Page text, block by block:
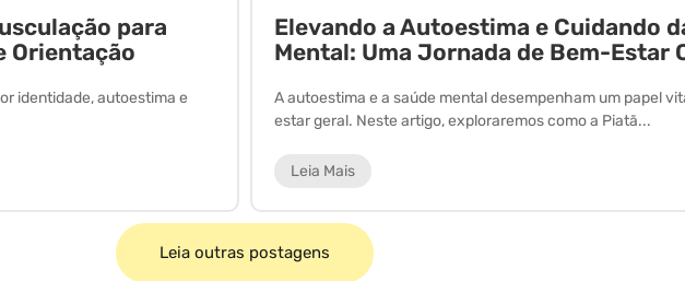
para
Orientação
identidade, autoestima e
Elevando a Autoestima e Cuidando
Mental: Uma Jornada de Bem-Estar
A autoestima e a saúde mental desempenham um papel
estar geral. Neste artigo, exploraremos como a Piatã...
Leia Mais
Leia outras postagens